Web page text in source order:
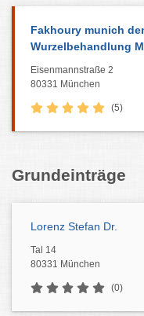
Fakhoury munich
Wurzelbehandlung
Eisenmannstraße 2
80331 München
(5)
Grundeinträge
Lorenz Stefan Dr.
Tal 14
80331 München
(0)